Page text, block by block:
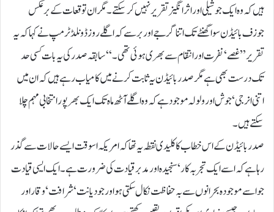
ہیں کہ وہ ایک جوشیلی اور اثر انگیز تقریر نہیں کر سکتے۔ مگر ان توقعات کے برعکس
جوزف بائیڈن سوا گھنٹے تک اتنا گرجے اور برسے کہ اگلے روز ڈونلڈ ٹرمپ نے کہا کہ یہ
تقریر ’’ غصے‘ نفرت اور انتقام سے بھری ہوئی تھی۔‘‘ سابقہ صدر کی یہ بات کسی حد
تک درست بھی ہے مگرصدر بائیڈن یہ ثابت کرنے میں کامیاب رہے ہیں کہ ان میں
اتنی انرجی‘ جوش اور ولولہ موجودہے کہ وہ اگلے آٹھ ماہ تک ایک بھرپور انتخابی مہم چلا
سکتے ہیں۔
صدر بائیڈن کے اس خطاب کا کلیدی نقطہ یہ تھا کہ امریکہ اسوقت ایسے حالات سے گذر
رہا ہے کہ اسے ایک تجربہ کار ‘ سنجیدہ اور مدبر قیادت کی ضرورت ہے۔ ایک ایسی قیادت
جو اسے موجودہ بحرانوں سے بہ حفاظت نکال سکتی ہو اور جو دیانت‘ شرافت‘ وقار اور